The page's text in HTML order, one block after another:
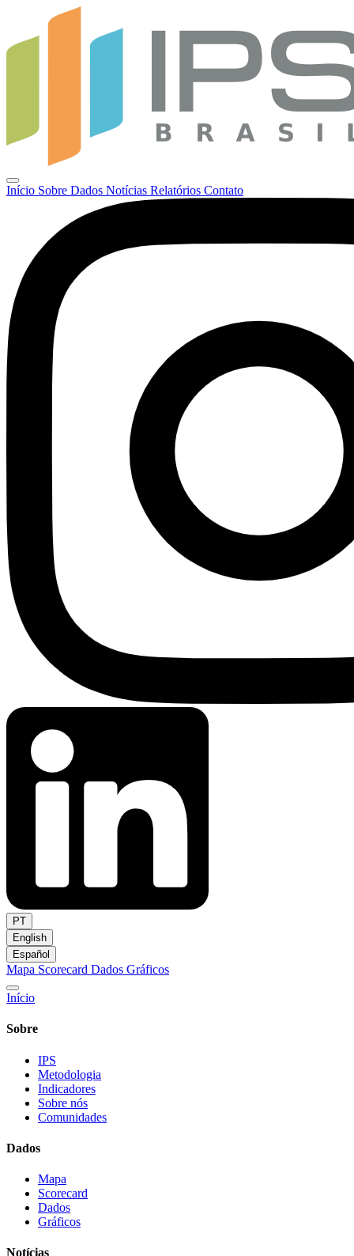
Início Sobre Dados Notícias Relatórios Contato
PT
English
Español
Mapa Scorecard Dados Gráficos
Início
Sobre
IPS
Metodologia
Indicadores
Sobre nós
Comunidades
Dados
Mapa
Scorecard
Dados
Gráficos
Notícias